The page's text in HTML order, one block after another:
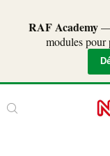
RAF Academy—
modules pour